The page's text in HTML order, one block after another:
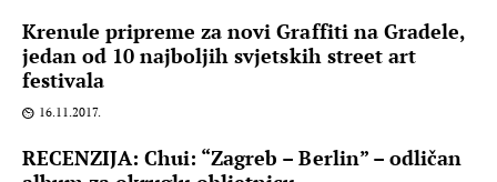
Krenule pripreme za novi Graffiti na Gradele,
jedan od 10 najboljih svjetskih street art
festivala
16.11.2017.
RECENZIJA: Chui: “Zagreb – Berlin” – odličan